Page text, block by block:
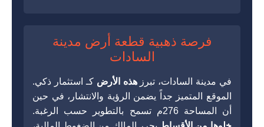
فرصة ذهبية قطعة أرض مدينة
السادات
في مدينة السادات، تبرزهذه الأرض كـ استثمار ذكي.
الموقع المتميز جداً يضمن الرؤية والانتشار، في حين
أن المساحة 276م تسمح بالتطوير حسب الرغبة.